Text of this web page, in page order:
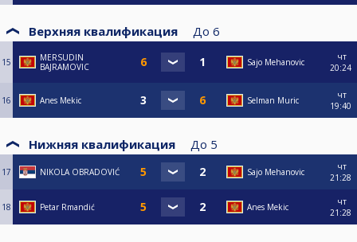
Верхняя квалификация До 6
15
MERSUDIN
BAJRAMOVIC
Sajo Mehanovic
чт
20:24
16 Anes Mekic Selman Muric
чт
19:40
Нижняя квалификация До 5
17 NIKOLA OBRADOVIĆ Sajo Mehanovic
чт
21:28
18 Petar Rmandić Anes Mekic
чт
21:28